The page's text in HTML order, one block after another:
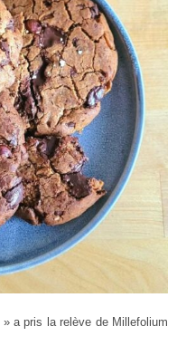
» a pris la relève de Millefolium